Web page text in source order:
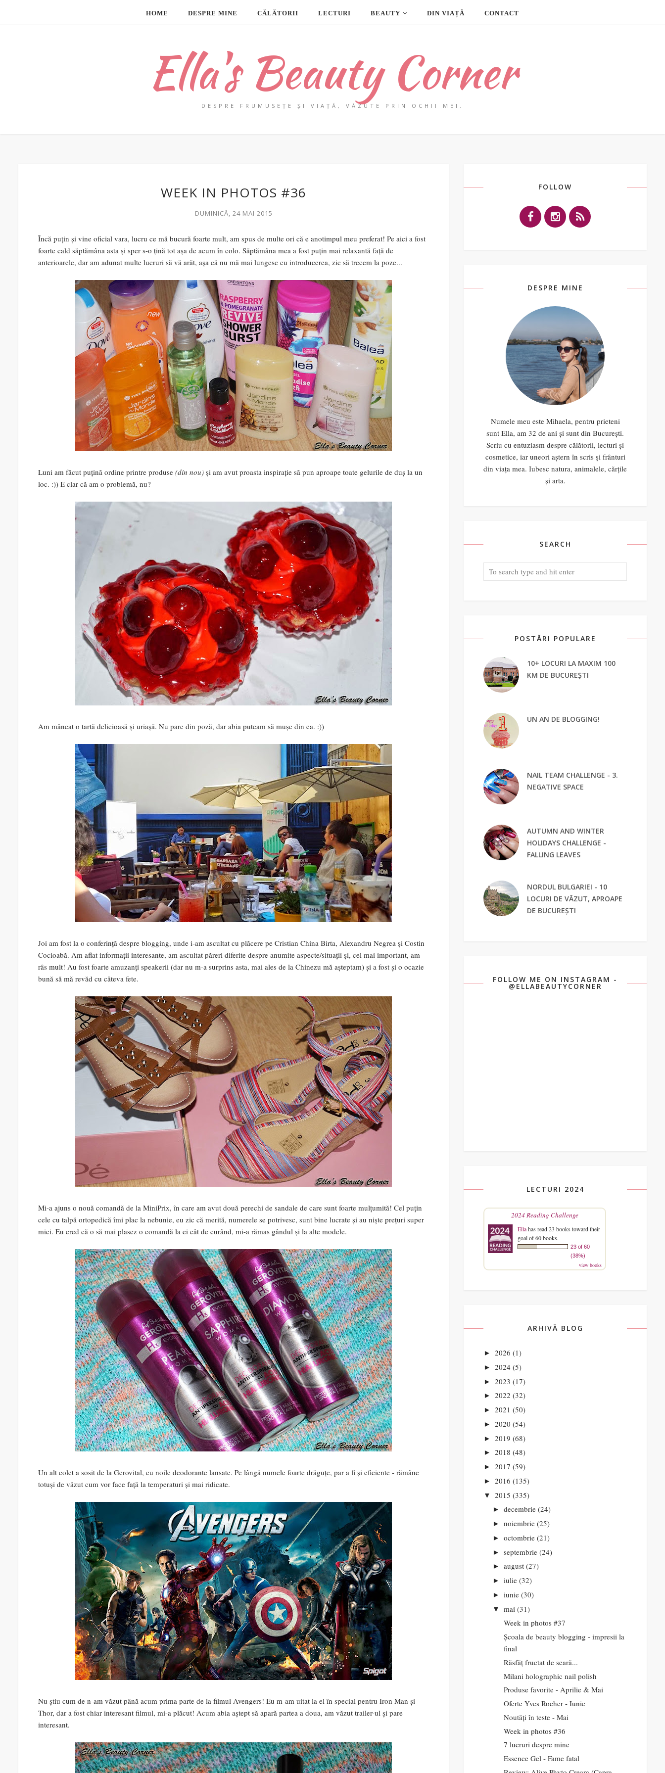
HOME DESPRE MINE CĂLĂTORII LECTURI BEAUTY DIN VIAȚĂ CONTACT
Ella's Beauty Corner
DESPRE FRUMUSEȚE ȘI VIAȚĂ, VĂZUTE PRIN OCHII MEI.
WEEK IN PHOTOS #36
DUMINICĂ, 24 MAI 2015
Încă puțin și vine oficial vara, lucru ce mă bucură foarte mult, am spus de multe ori că e anotimpul meu preferat! Pe aici a fost
foarte cald săptămâna asta și sper s-o țină tot așa de acum în colo. Săptămâna mea a fost puțin mai relaxantă față de
anterioarele, dar am adunat multe lucruri să vă arăt, așa că nu mă mai lungesc cu introducerea, zic să trecem la poze...
Luni am făcut puțină ordine printre produse (din nou) și am avut proasta inspirație să pun aproape toate gelurile de duș la un
loc. :)) E clar că am o problemă, nu?
Am mâncat o tartă delicioasă și uriașă. Nu pare din poză, dar abia puteam să mușc din ea. :))
Joi am fost la o conferință despre blogging, unde i-am ascultat cu plăcere pe Cristian China Birta, Alexandru Negrea și Costin
Cocioabă. Am aflat informații interesante, am ascultat păreri diferite despre anumite aspecte/situații și, cel mai important, am
râs mult! Au fost foarte amuzanți speakerii (dar nu m-a surprins asta, mai ales de la Chinezu mă așteptam) și a fost și o ocazie
bună să mă revăd cu câteva fete.
Mi-a ajuns o nouă comandă de la MiniPrix, în care am avut două perechi de sandale de care sunt foarte mulțumită! Cel puțin
cele cu talpă ortopedică îmi plac la nebunie, eu zic că merită, numerele se potrivesc, sunt bine lucrate și au niște prețuri super
mici. Eu cred că o să mai plasez o comandă la ei cât de curând, mi-a rămas gândul și la alte modele.
Un alt colet a sosit de la Gerovital, cu noile deodorante lansate. Pe lângă numele foarte drăguțe, par a fi și eficiente - rămâne
totuși de văzut cum vor face față la temperaturi și mai ridicate.
Nu știu cum de n-am văzut până acum prima parte de la filmul Avengers! Eu m-am uitat la el în special pentru Iron Man și
Thor, dar a fost chiar interesant filmul, mi-a plăcut! Acum abia aștept să apară partea a doua, am văzut trailer-ul și pare
interesant.
FOLLOW
DESPRE MINE
Numele meu este Mihaela, pentru prieteni
sunt Ella, am 32 de ani și sunt din București.
Scriu cu entuziasm despre călătorii, lecturi și
cosmetice, iar uneori aștern în scris și frânturi
din viața mea. Iubesc natura, animalele, cărțile
și arta.
SEARCH
POSTĂRI POPULARE
10+ LOCURI LA MAXIM 100
KM DE BUCUREȘTI
UN AN DE BLOGGING!
NAIL TEAM CHALLENGE - 3.
NEGATIVE SPACE
AUTUMN AND WINTER
HOLIDAYS CHALLENGE -
FALLING LEAVES
NORDUL BULGARIEI - 10
LOCURI DE VĂZUT, APROAPE
DE BUCUREȘTI
FOLLOW ME ON INSTAGRAM -
@ELLABEAUTYCORNER
LECTURI 2024
2024 Reading Challenge
Ellahas read 23 books toward their
goal of 60 books.
23 of 60
(38%)
view books
ARHIVĂ BLOG
► 2026 (1)
► 2024 (5)
► 2023 (17)
► 2022 (32)
► 2021 (50)
► 2020 (54)
► 2019 (68)
► 2018 (48)
► 2017 (59)
► 2016 (135)
▼ 2015 (335)
► decembrie (24)
► noiembrie (25)
► octombrie (21)
► septembrie (24)
► august (27)
► iulie (32)
► iunie (30)
▼ mai (31)
Week in photos #37
Școala de beauty blogging - impresii la
final
Răsfăț fructat de seară...
Milani holographic nail polish
Produse favorite - Aprilie & Mai
Oferte Yves Rocher - Iunie
Noutăți în teste - Mai
Week in photos #36
7 lucruri despre mine
Essence Gel - Fame fatal